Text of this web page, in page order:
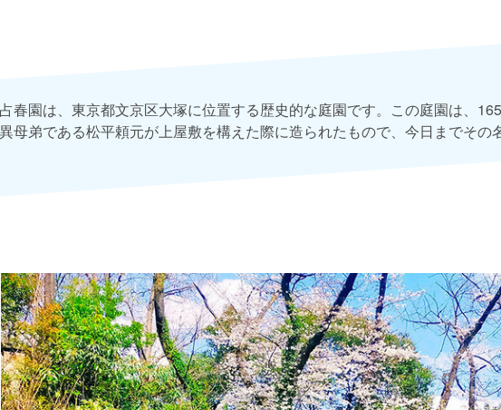
占春園は、東京都文京区大塚に位置する歴史的な庭園です。この庭園は、
異母弟である松平頼元が上屋敷を構えた際に造られたもので、今日までその